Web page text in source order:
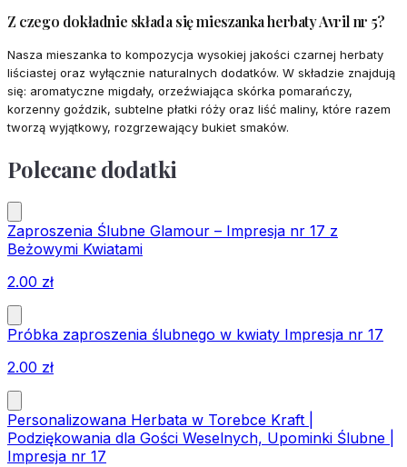
Z czego dokładnie składa się mieszanka herbaty Avril nr 5?
Nasza mieszanka to kompozycja wysokiej jakości czarnej herbaty
liściastej oraz wyłącznie naturalnych dodatków. W składzie znajdują
się: aromatyczne migdały, orzeźwiająca skórka pomarańczy,
korzenny goździk, subtelne płatki róży oraz liść maliny, które razem
tworzą wyjątkowy, rozgrzewający bukiet smaków.
Polecane dodatki
Zaproszenia Ślubne Glamour – Impresja nr 17 z
Beżowymi Kwiatami
2.00 zł
Próbka zaproszenia ślubnego w kwiaty Impresja nr 17
2.00 zł
Personalizowana Herbata w Torebce Kraft |
Podziękowania dla Gości Weselnych, Upominki Ślubne |
Impresja nr 17